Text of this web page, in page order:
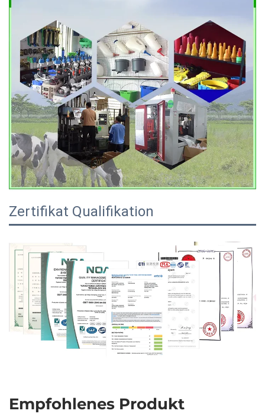
Zertifikat Qualifikation
Empfohlenes Produkt